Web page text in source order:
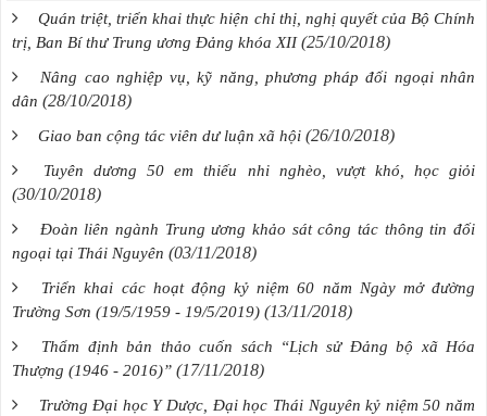
Quán triệt, triển khai thực hiện chỉ thị, nghị quyết của Bộ Chính
trị, Ban Bí thư Trung ương Đảng khóa XII (25/10/2018)
Nâng cao nghiệp vụ, kỹ năng, phương pháp đối ngoại nhân
dân (28/10/2018)
Giao ban cộng tác viên dư luận xã hội (26/10/2018)
Tuyên dương 50 em thiếu nhi nghèo, vượt khó, học giỏi
(30/10/2018)
Đoàn liên ngành Trung ương khảo sát công tác thông tin đối
ngoại tại Thái Nguyên (03/11/2018)
Triển khai các hoạt động kỷ niệm 60 năm Ngày mở đường
Trường Sơn (19/5/1959 - 19/5/2019) (13/11/2018)
Thẩm định bản thảo cuốn sách “Lịch sử Đảng bộ xã Hóa
Thượng (1946 - 2016)” (17/11/2018)
Trường Đại học Y Dược, Đại học Thái Nguyên kỷ niệm 50 năm